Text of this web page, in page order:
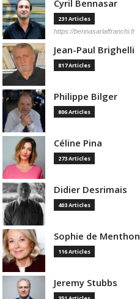
Cyril Bennasar
231 Articles
https://bennasarlaffranchi.fr
Jean-Paul Brighelli
817 Articles
Philippe Bilger
806 Articles
Céline Pina
273 Articles
Didier Desrimais
403 Articles
Sophie de Menthon
116 Articles
Jeremy Stubbs